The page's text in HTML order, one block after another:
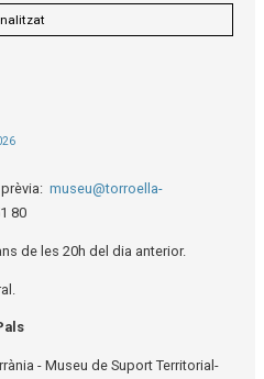
museu@torroella-
80
de les 20h del dia anterior.
- Museu de Suport Territorial-